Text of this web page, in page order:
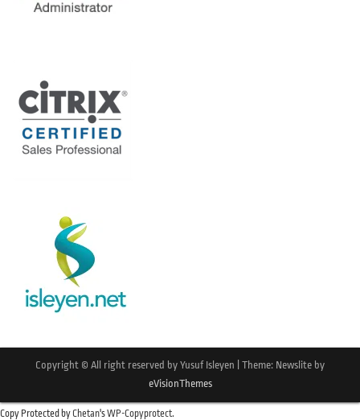
Copyright © All right reserved by Yusuf Isleyen
Theme: Newslite by
eVisionThemes
Copy Protected by Chetan'sWP-Copyprotect.